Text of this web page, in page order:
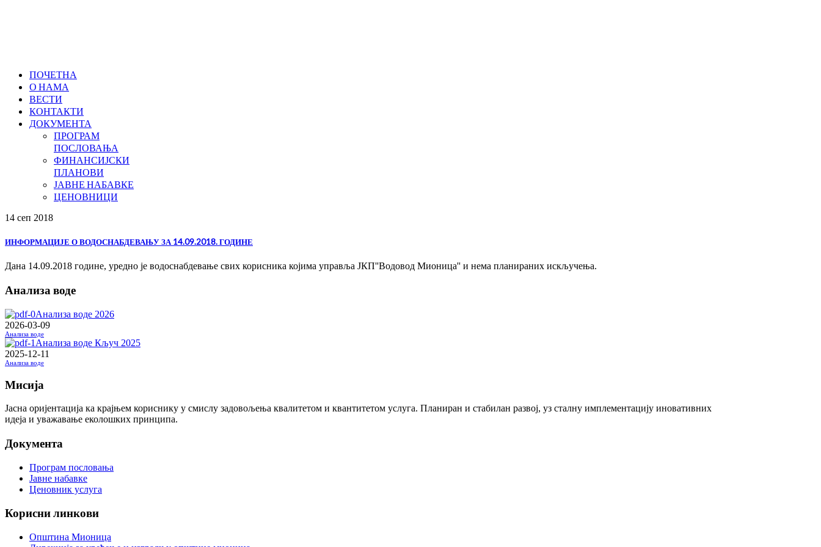
ПОЧЕТНА
О НАМА
ВЕСТИ
КОНТАКТИ
ДОКУМЕНТА
ПРОГРАМ
ПОСЛОВАЊА
ФИНАНСИЈСКИ
ПЛАНОВИ
ЈАВНЕ НАБАВКЕ
ЦЕНОВНИЦИ
14 сеп 2018
ИНФОРМАЦИЈЕ О ВОДОСНАБДЕВАЊУ ЗА 14.09.2018. ГОДИНЕ
Дана 14.09.2018 године, уредно је водоснабдевање свих корисника којима управља ЈКП''Водовод Мионица'' и нема планираних искључења.
Анализа воде
Анализа воде 2026
2026-03-09
Анализа воде
Анализа воде Кључ 2025
2025-12-11
Анализа воде
Мисија
Јасна оријентација ка крајњем кориснику у смислу задовољења квалитетом и квантитетом услуга. Планиран и стабилан развој, уз сталну имплементацију иновативних
идеја и уважавање еколошких принципа.
Документа
Програм пословања
Јавне набавке
Ценовник услуга
Корисни линкови
Општина Мионица